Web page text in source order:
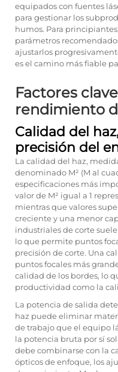
equipados con fuentes
para gestionar los
humos. Para
parámetros
ajustarlos
es el camino más fiable
Factores
rendimiento
Calidad del
precisión del
La calidad del haz,
denominado M² (M al
especificaciones más
valor de M² igual a 1
mientras que valores
creciente y una menor
industriales de corte
lo que permite puntos
precisión de corte. Una
puntos focales más
calidad de los bordes, lo
productividad como la
La potencia de salida
haz puede eliminar
de trabajo que el equipo
la potencia bruta por sí
debe combinarse con la
ópticos de enfoque, los